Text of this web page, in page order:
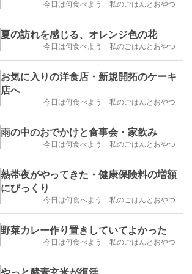
今日は何食べよう 私のごはんとおやつ
夏の訪れを感じる、オレンジ色の花
今日は何食べよう 私のごはんとおやつ
お気に入りの洋食店・新規開拓のケーキ
店へ
今日は何食べよう 私のごはんとおやつ
雨の中のおでかけと食事会・家飲み
今日は何食べよう 私のごはんとおやつ
熱帯夜がやってきた・健康保険料の増額
にびっくり
今日は何食べよう 私のごはんとおやつ
野菜カレー作り置きしていてよかった
今日は何食べよう 私のごはんとおやつ